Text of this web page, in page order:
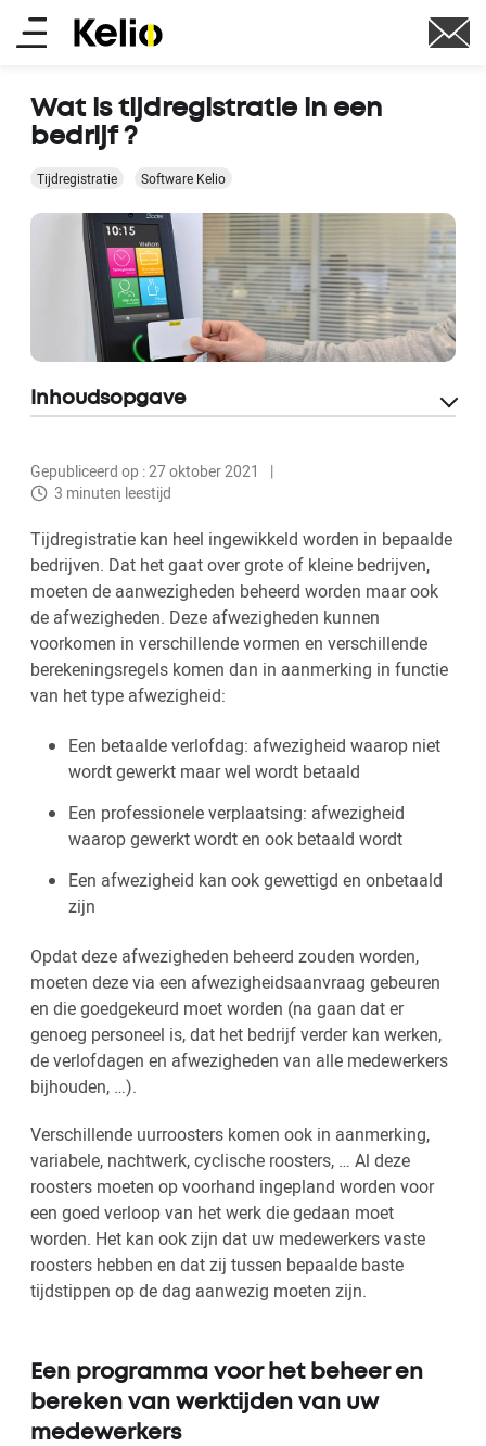
Skip
Main
Wat is tijdregistratie in een
bedrijf ?
Tijdregistratie Software Kelio
Gepubliceerd op : 27 oktober 2021
3 minuten leestijd
Tijdregistratie kan heel ingewikkeld worden in bepaalde
bedrijven. Dat het gaat over grote of kleine bedrijven,
moeten de aanwezigheden beheerd worden maar ook
de afwezigheden. Deze afwezigheden kunnen
voorkomen in verschillende vormen en verschillende
berekeningsregels komen dan in aanmerking in functie
van het type afwezigheid:
Een betaalde verlofdag: afwezigheid waarop niet
wordt gewerkt maar wel wordt betaald
Een professionele verplaatsing: afwezigheid
waarop gewerkt wordt en ook betaald wordt
Een afwezigheid kan ook gewettigd en onbetaald
zijn
Opdat deze afwezigheden beheerd zouden worden,
moeten deze via een afwezigheidsaanvraag gebeuren
en die goedgekeurd moet worden (na gaan dat er
genoeg personeel is, dat het bedrijf verder kan werken,
de verlofdagen en afwezigheden van alle medewerkers
bijhouden, …).
Verschillende uurroosters komen ook in aanmerking,
variabele, nachtwerk, cyclische roosters, … Al deze
roosters moeten op voorhand ingepland worden voor
een goed verloop van het werk die gedaan moet
worden. Het kan ook zijn dat uw medewerkers vaste
roosters hebben en dat zij tussen bepaalde baste
tijdstippen op de dag aanwezig moeten zijn.
Een programma voor het beheer en
bereken van werktijden van uw
medewerkers
Inhoudsopgave